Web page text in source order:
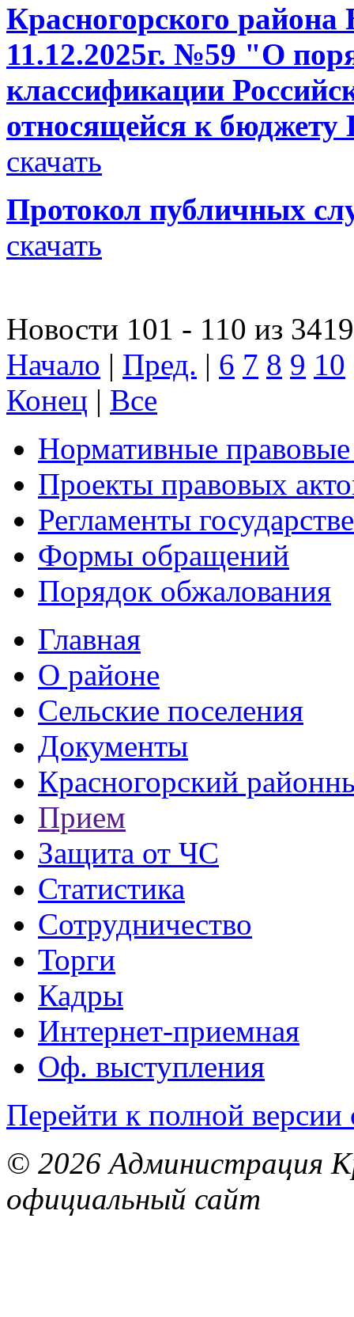
Красногорского района
11.12.2025г. №59 "О
классификации
относящейся к бюджету
скачать
Протокол публичных
скачать
Новости 101 - 110 из 3419
Начало | Пред. | 6 7 8 9 10
Конец | Все
Нормативные
Проекты правовых
Регламенты
Формы обращений
Порядок обжалования
Главная
О районе
Сельские поселения
Документы
Красногорский
Прием
Защита от ЧС
Статистика
Сотрудничество
Торги
Кадры
Интернет-приемная
Оф. выступления
Перейти к полной версии
© 2026 Администрация
официальный сайт